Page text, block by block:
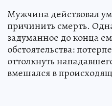
Мужчина действовал
причинить смерть.
задуманное до конца
обстоятельства:
оттолкнуть
вмешался в